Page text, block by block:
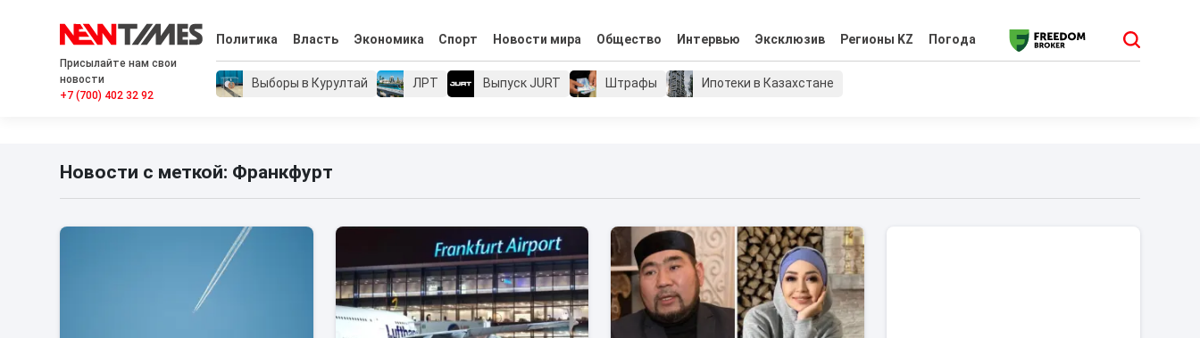
Присылайте нам свои
новости
+7 (700) 402 32 92
Политика Власть Экономика Спорт Новости мира Общество Интервью Эксклюзив Регионы KZ Погода
Выборы в Курултай ЛРТ Выпуск JURT Штрафы Ипотеки в Казахстане
Новости с меткой: Франкфурт